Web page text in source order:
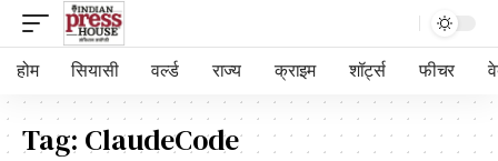
होम सियासी वर्ल्ड राज्य क्राइम शॉर्ट्स फीचर
Tag: ClaudeCode